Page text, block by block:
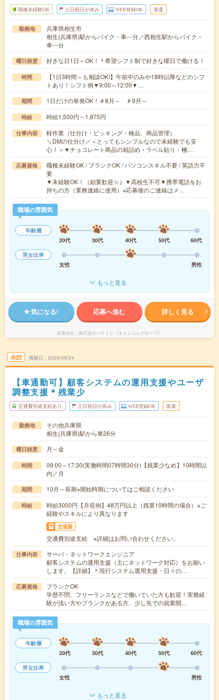
職種未経験OK 土日祝日が休み WEB登録OK 派遣
勤務地
兵庫県相生市
相生(兵庫県)駅からバイク・車---分／西相生駅からバイク・
車---分
曜日頻度 好きな日1日～OK！＊希望シフト制で好きな曜日で働ける！
時間
【1日3時間～も相談OK!】午前中のみや18時以降などのシフ
トあり！シフト例▼9:00～12:00▼…
期間 1日だけの単発OK！＃8月～ ＃9月～
時給 時給1,500円～1,875円
仕事内容
軽作業（仕分け・ピッキング・検品、商品管理）
＼DMの仕分け／＜とってもシンプルなので未経験でも安
心！＞▼チョコレート商品の箱詰め・ラベル貼り・梱…
応募資格
職種未経験OK / ブランクOK / パソコンスキル不要 / 英語力不
要
▼未経験OK！（副業歓迎☆）▼高校生不可▼携帯電話をお
持ちの方（業務連絡に使用）※応募後のご連絡はメ…
職場の雰囲気
年齢層
20代
30代 40代 50代
60代
男女比率
女性
男性
もっと見る
気になる! 応募へ進む 詳しく見る
派遣会社 株式会社バイトレ（キャムコムグループ）
未読 掲載日 2026/06/24
【車通勤可】顧客システムの運用支援やユーザ
調整支援＊残業少
交通費別途支給あり 土日祝日が休み WEB登録OK 派遣
勤務地
その他兵庫県
相生(兵庫県)駅から車26分
曜日頻度 月～金
時間
09:00～17:30(実働時間07時間30分)【残業少なめ】10時間以
内／月
期間 10月～長期※開始時期についてはご相談ください
時給
時給3000円【月収例】48万円以上（残業10時間の場合）※ご
経験やスキルにより異なります
交通費
交通費別途支給 ※詳細はお問い合わせください。
仕事内容
サーバ・ネットワークエンジニア
顧客システムの運用支援（主にネットワーク対応）をお願い
します。【詳細】＊現行システム運用支援・日々の…
応募資格
ブランクOK
学歴不問、フリーランスなどで働いていた方も歓迎！実務経
験が浅い方やブランクがある方、少し先での就業開…
職場の雰囲気
年齢層
20代
30代 40代 50代
60代
男女比率
女性
男性
もっと見る